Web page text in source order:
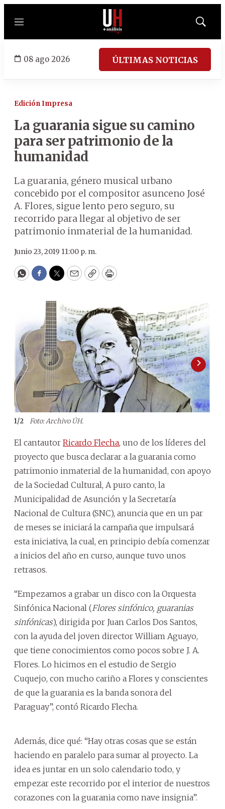
Menú
Mostrar
08 ago 2026 ÚLTIMAS NOTICIAS
Edición Impresa
La guarania sigue su camino
para ser patrimonio de la
humanidad
La guarania, género musical urbano
concebido por el compositor asunceno José
A. Flores, sigue lento pero seguro, su
recorrido para llegar al objetivo de ser
patrimonio inmaterial de la humanidad.
Junio 23, 2019 11:00 p. m.
WhatsApp
Facebook
Twitter
EmailCopyPrint
1/2 Foto: Archivo ÚH.
El cantautor Ricardo Flecha, uno de los líderes del
proyecto que busca declarar a la guarania como
patrimonio inmaterial de la humanidad, con apoyo
de la Sociedad Cultural, A puro canto, la
Municipalidad de Asunción y la Secretaría
Nacional de Cultura (SNC), anuncia que en un par
de meses se iniciará la campaña que impulsará
esta iniciativa, la cual, en principio debía comenzar
a inicios del año en curso, aunque tuvo unos
retrasos.
“Empezamos a grabar un disco con la Orquesta
Sinfónica Nacional (Flores sinfónico, guaranias
sinfónicas), dirigida por Juan Carlos Dos Santos,
con la ayuda del joven director William Aguayo,
que tiene conocimientos como pocos sobre J. A.
Flores. Lo hicimos en el estudio de Sergio
Cuquejo, con mucho cariño a Flores y conscientes
de que la guarania es la banda sonora del
Paraguay”, contó Ricardo Flecha.
Además, dice qué: “Hay otras cosas que se están
haciendo en paralelo para sumar al proyecto. La
idea es juntar en un solo calendario todo, y
empezar este recorrido por el interior de nuestros
corazones con la guarania como nave insignia”.